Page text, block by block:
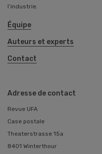
l’industrie.
Équipe
Auteurs et experts
Contact
Adresse de contact
Revue UFA
Case postale
Theaterstrasse 15a
8401 Winterthour